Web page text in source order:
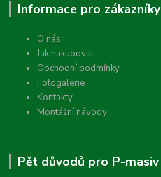
Informace pro zákazníky
O nás
Jak nakupovat
Obchodní podmínky
Fotogalerie
Kontakty
Montážní návody
Pět důvodů pro P-masiv